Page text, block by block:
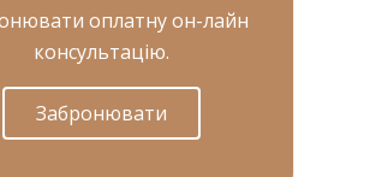
оплатну он-лайн
консультацію.
Забронювати